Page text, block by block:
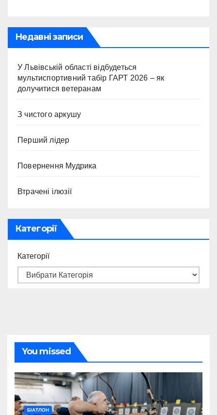
Недавні записи
У Львівській області відбудеться
мультиспортивний табір ГАРТ 2026 – як
долучитися ветеранам
З чистого аркушу
Перший лідер
Повернення Мудрика
Втрачені ілюзії
Категорії
Категорії
You missed
БІАТЛОН